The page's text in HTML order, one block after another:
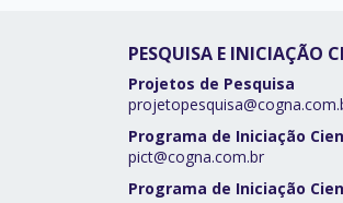
PESQUISA E INICIAÇÃO
Projetos de Pesquisa
Programa de Iniciação
pict@cogna.com.br
Programa de Iniciação